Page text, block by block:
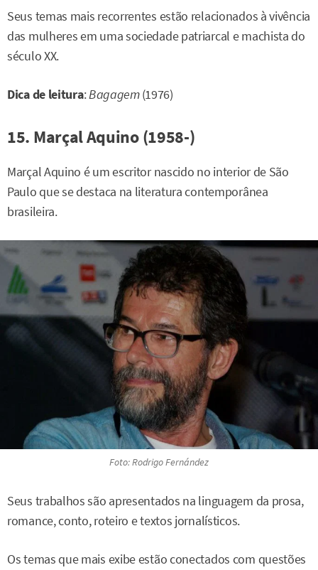
Seus temas mais recorrentes estão relacionados à vivência
das mulheres em uma sociedade patriarcal e machista do
século XX.
Dica de leitura:Bagagem(1976)
15. Marçal Aquino (1958-)
Marçal Aquino é um escritor nascido no interior de São
Paulo que se destaca na literatura contemporânea
brasileira.
Foto: Rodrigo Fernández
Seus trabalhos são apresentados na linguagem da prosa,
romance, conto, roteiro e textos jornalísticos.
Os temas que mais exibe estão conectados com questões